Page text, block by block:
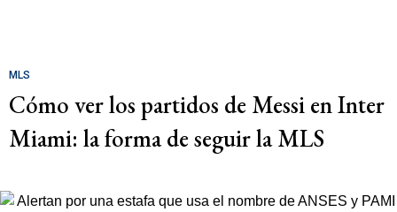
MLS
Cómo ver los partidos de Messi en Inter
Miami: la forma de seguir la MLS